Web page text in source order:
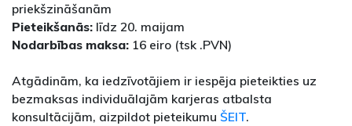
priekšzināšanām
Pieteikšanās: līdz 20. maijam
Nodarbības maksa: 16 eiro (tsk .PVN)
Atgādinām, ka iedzīvotājiem ir iespēja pieteikties uz
bezmaksas individuālajām karjeras atbalsta
konsultācijām, aizpildot pieteikumu ŠEIT.